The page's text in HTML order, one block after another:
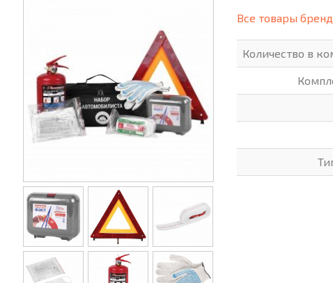
ХОББИ И ТВОРЧЕСТВО ХОЗТОВАРЫ
ЭЛЕКТРОНИКА
Все товары
Количество в